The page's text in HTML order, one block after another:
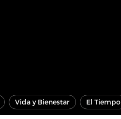
Vida y Bienestar El Tiempo